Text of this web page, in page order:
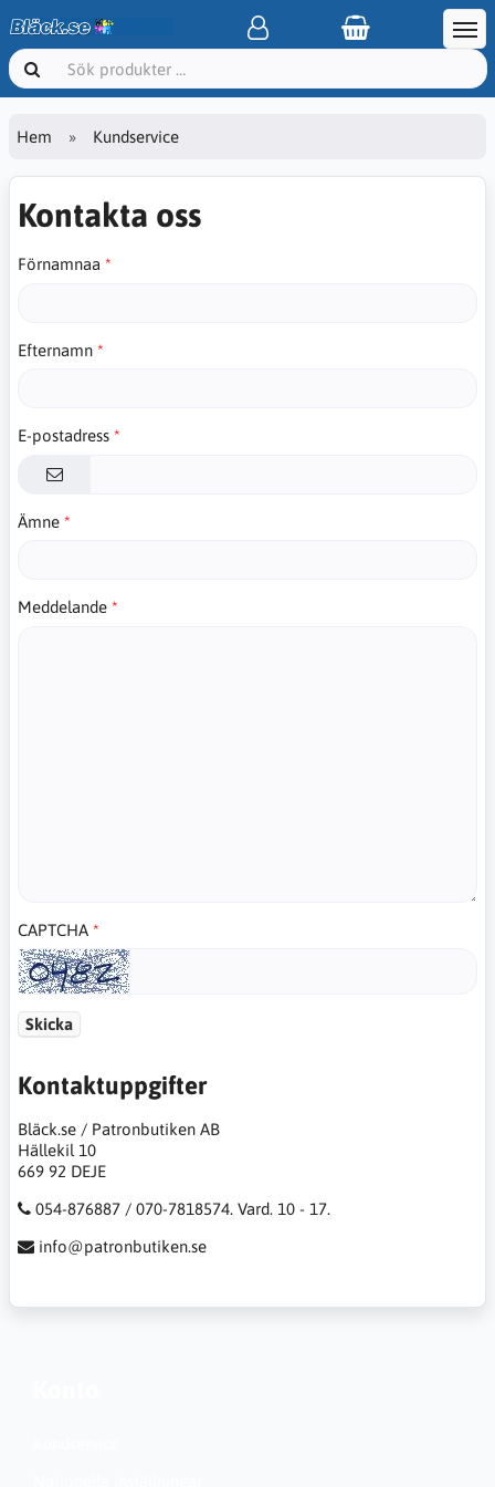
Hem Kundservice
Kontakta oss
Förnamnaa
Efternamn
E-postadress
Ämne
Meddelande
CAPTCHA
Skicka
Kontaktuppgifter
Bläck.se / Patronbutiken AB
Hällekil 10
669 92 DEJE
054-876887 / 070-7818574. Vard. 10 - 17.
info@patronbutiken.se